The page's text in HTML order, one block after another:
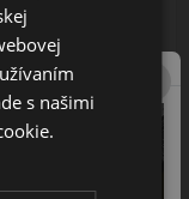
DO KOŠÍKA
s našimi